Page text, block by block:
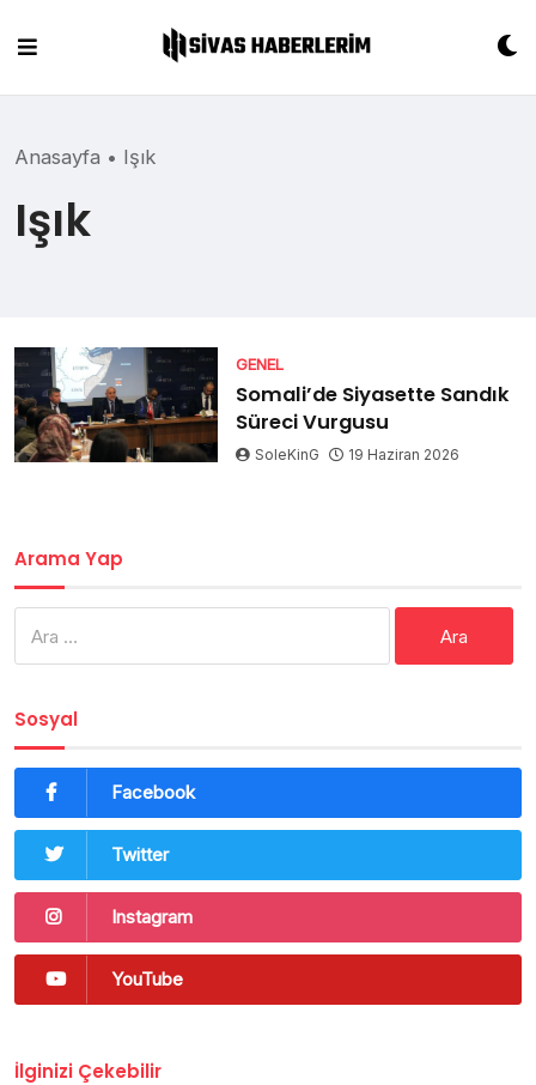
content
Anasayfa • Işık
Işık
GENEL
Somali’de Siyasette Sandık
Süreci Vurgusu
SoleKinG 19 Haziran 2026
Arama Yap
Sosyal
Facebook
Twitter
Instagram
YouTube
İlginizi Çekebilir